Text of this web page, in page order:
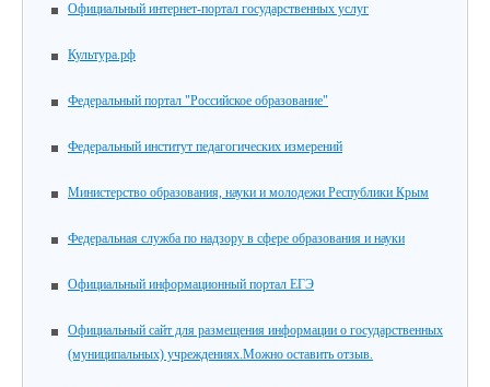
Официальный интернет-портал государственных услуг
Культура.рф
Федеральный портал "Российское образование"
Федеральный институт педагогических измерений
Министерство образования, науки и молодежи Республики Крым
Федеральная служба по надзору в сфере образования и науки
Официальный информационный портал ЕГЭ
Официальный сайт для размещения информации о государственных
(муниципальных) учреждениях.Можно оставить отзыв.